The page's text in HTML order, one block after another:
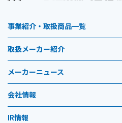
事業紹介・取扱商品一覧
取扱メーカー紹介
メーカーニュース
会社情報
IR情報